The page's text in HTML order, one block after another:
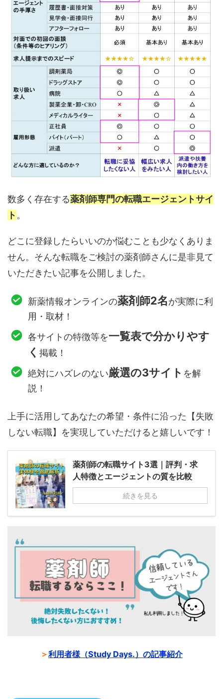
数多く存在する薬剤師専門の転職エージェントサイ
ト 。
どこに登録したらいいのか悩むことも少なくありま
せん。そんな転職をご検討の薬剤師さんに是非見て
いただきたい記事を公開しました。
新薬情報オンラインの薬剤師2名が実際に利
用・取材！
各サイトの特徴等を一覧表で分かりやす
く 掲載！
絶対にハズレのない厳選の3サイト を解
説！
上手に活用してあなたの希望・条件に沿った【失敗
しない転職】を実現していただけると嬉しいです！
薬剤師の転職サイト3選｜評判・求
人特徴とエージェントの質を比較
続きを見る
＞利用者様（Study Days.）の記事紹介